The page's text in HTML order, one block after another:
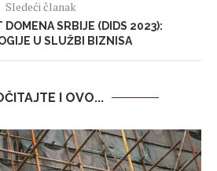
Sledeći članak
DOMENA SRBIJE (DIDS 2023):
U SLUŽBI BIZNISA
I OVO...